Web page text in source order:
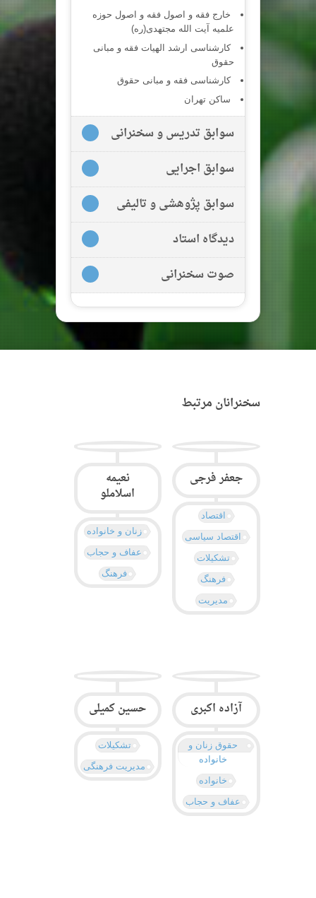
خارج فقه و اصول فقه و اصول حوزه
علمیه آیت الله مجتهدی(ره)
کارشناسی ارشد الهیات فقه و مبانی
حقوق
کارشناسی فقه و مبانی حقوق
ساکن تهران
سوابق تدریس و سخنرانی
سوابق اجرایی
سوابق پژوهشی و تالیفی
دیدگاه استاد
صوت سخنرانی
سخنرانان مرتبط
جعفر فرجی
اقتصاد
اقتصاد سیاسی
تشکیلات
فرهنگ
مدیریت
نعیمه
اسلاملو
زنان و خانواده
عفاف و حجاب
فرهنگ
آزاده اکبری
حقوق زنان و
خانواده
خانواده
عفاف و حجاب
حسین کمیلی
تشکیلات
مدیریت فرهنگی